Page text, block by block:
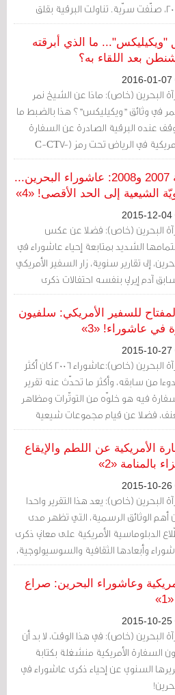
2009، صنّفت سرّية. تناولت البرقية بقلق
واحدة من أهم الخطب السياسية في
عاشوراء البحرين.
"ويكيليكس"... ما الذي أبرقته
بعد اللقاء به؟
البحرين (خاص): ماذا عن الشيخ نمر
في وثائق "ويكيليكس"؟ هذا بالضبط ما
عنده البرقية الصادرة عن السفارة
الأمريكية في الرياض تحت رمز (C-CT7-
00989) والمؤرخة في 23 أغسطس/ آب 2008
تتحدث عن لقاء جمع الشيخ النمر مع
اكتفت البرقيّة بوضع اسمه الأوّل
في منطقة القطيف، شرقيّ
برقيّات السفارة الأمريكية 2007 و2008: عاشوراء البحرين...
الشيعية إلى الحد الأقصى! «4»
البحرين (خاص): فضلا عن عكس
الشديد بمتابعة إحياء عاشوراء في
إلى تقارير سنوية، زار السفير الأمريكي
آدم إيرلي بنفسه احتفالات ذكرى
عاشوراء في المنامة عام 2008، يصحبه
في السفارة، ضمن ما قالت برقية
كانت مهمة عمل الهدف منها تعزيز
مع المجتمع الشيعي في البحرين!
فريد المفتاح للسفير الأمريكي: سلفيون
عاشوراء! «3»
مرآة البحرين (خاص):عاشوراء 2006 كان أكثر
من سابقه، وأكثر ما تحدّث عنه تقرير
فيه هو خلوّه من التوتّرات ومظاهر
فضلا عن قيام مجموعات شيعية
الأمن والحماية بنفسها في منطقة
بالمنامة، التي خلت من أجهزة الأمن
تماما.
الأمريكية عن اللطم والإيقاع
بالمنامة «2»
البحرين (خاص): يعد هذا التقرير واحدا
أهم الوثائق الرسمية، التي تظهر مدى
الدبلوماسية الأمريكية على معاني ذكرى
وأبعادها الثقافية والسوسيولوجية،
طقوس ومراسم إحيائها في البحرين
وجه الخصوص، وكل التفاصيل المحيطة
بما فيها التفاصيل الدينية، والعقائدية.
وعاشوراء البحرين: صراع
البحرين (خاص): في هذا الوقت، لا بد أن
السفارة الأمريكية منشغلة بكتابة
السنوي عن إحياء ذكرى عاشوراء في